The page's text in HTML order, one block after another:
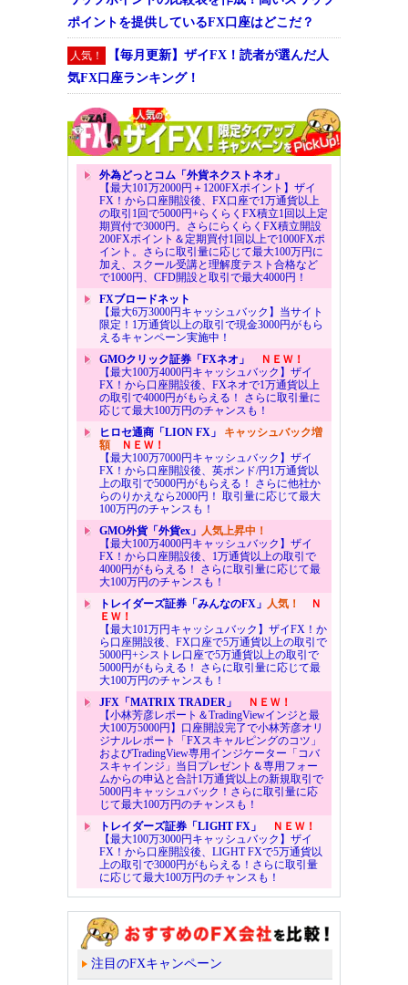
ポイントを提供しているFX口座はどこだ？
人気！
【毎月更新】ザイFX！読者が選んだ人
気FX口座ランキング！
外為どっとコム「外貨ネクストネオ」
【最大101万2000円＋1200FXポイント】ザイ
FX！から口座開設後、FX口座で1万通貨以上
の取引1回で5000円+らくらくFX積立1回以上定
期買付で3000円。さらにらくらくFX積立開設
200FXポイント＆定期買付1回以上で1000FXポ
イント。さらに取引量に応じて最大100万円に
加え、スクール受講と理解度テスト合格など
で1000円、CFD開設と取引で最大4000円！
FXブロードネット
【最大6万3000円キャッシュバック】当サイト
限定！1万通貨以上の取引で現金3000円がもら
えるキャンペーン実施中！
GMOクリック証券「FXネオ」
ＮＥＷ！
【最大100万4000円キャッシュバック】ザイ
FX！から口座開設後、FXネオで1万通貨以上
の取引で4000円がもらえる！ さらに取引量に
応じて最大100万円のチャンスも！
ヒロセ通商「LION FX」 キャッシュバック増
額ＮＥＷ！
【最大100万7000円キャッシュバック】ザイ
FX！から口座開設後、英ポンド/円1万通貨以
上の取引で5000円がもらえる！ さらに他社か
らのりかえなら2000円！ 取引量に応じて最大
100万円のチャンスも！
GMO外貨「外貨ex」 人気上昇中！
【最大100万4000円キャッシュバック】ザイ
FX！から口座開設後、1万通貨以上の取引で
4000円がもらえる！ さらに取引量に応じて最
大100万円のチャンスも！
トレイダーズ証券「みんなのFX」 人気！
Ｎ
ＥＷ！
【最大101万円キャッシュバック】ザイFX！か
ら口座開設後、FX口座で5万通貨以上の取引で
5000円+シストレ口座で5万通貨以上の取引で
5000円がもらえる！ さらに取引量に応じて最
大100万円のチャンスも！
JFX「MATRIX TRADER」
ＮＥＷ！
【小林芳彦レポート＆TradingViewインジと最
大100万5000円】口座開設完了で小林芳彦オリ
ジナルレポート「FXスキャルピングのコツ」
およびTradingView専用インジケーター「コバ
スキャインジ」当日プレゼント＆専用フォー
ムからの申込と合計1万通貨以上の新規取引で
5000円キャッシュバック！さらに取引量に応
じて最大100万円のチャンスも！
トレイダーズ証券「LIGHT FX」
ＮＥＷ！
【最大100万3000円キャッシュバック】ザイ
FX！から口座開設後、LIGHT FXで5万通貨以
上の取引で3000円がもらえる！さらに取引量
に応じて最大100万円のチャンスも！
注目のFXキャンペーン